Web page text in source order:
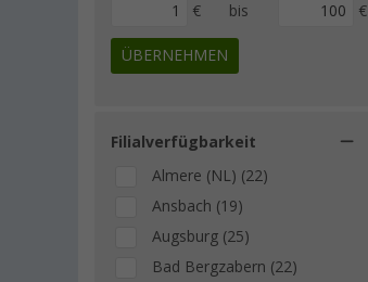
Solbio (1)
€ bis €
ÜBERNEHMEN
Filialverfügbarkeit
Almere (NL) (22)
Ansbach (19)
Augsburg (25)
Bad Bergzabern (22)